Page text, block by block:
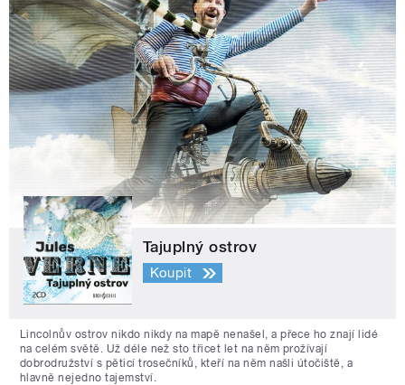
Tajuplný ostrov
Koupit
Lincolnův ostrov nikdo nikdy na mapě nenašel, a přece ho znají lidé
na celém světě. Už déle než sto třicet let na něm prožívají
dobrodružství s pěticí trosečníků, kteří na něm našli útočiště, a
hlavně nejedno tajemství.